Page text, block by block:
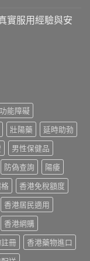
實服用經驗與安
能障礙
壯陽藥
延時助勃
男性保健品
防偽查詢
陽痿
香港免稅額度
香港居民適用
香港網購
冊
香港藥物進口